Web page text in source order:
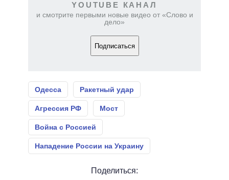
YOUTUBE КАНАЛ
и смотрите первыми новые видео от «Слово и
дело»
Подписаться
Одесса Ракетный удар
Агрессия РФ Мост
Война с Россией
Нападение России на Украину
Поделиться: